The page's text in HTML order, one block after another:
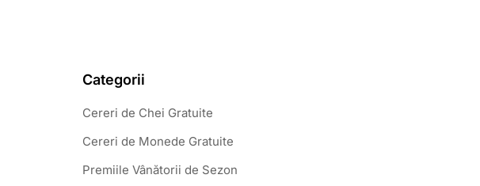
Categorii
Cereri de Chei Gratuite
Cereri de Monede Gratuite
Premiile Vânătorii de Sezon